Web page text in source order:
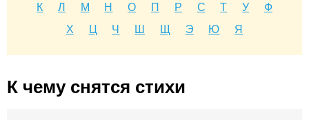
К
Л М Н О П Р С Т У
Ф
Х
Ц Ч Ш Щ Э Ю Я
К чему снятся стихи